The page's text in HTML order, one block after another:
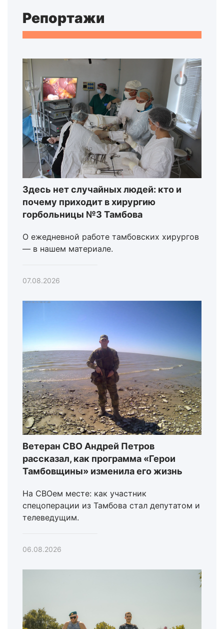
Репортажи
Здесь нет случайных людей: кто и
почему приходит в хирургию
горбольницы №3 Тамбова
О ежедневной работе тамбовских хирургов
— в нашем материале.
07.08.2026
Ветеран СВО Андрей Петров
рассказал, как программа «Герои
Тамбовщины» изменила его жизнь
На СВОем месте: как участник
спецоперации из Тамбова стал депутатом и
телеведущим.
06.08.2026